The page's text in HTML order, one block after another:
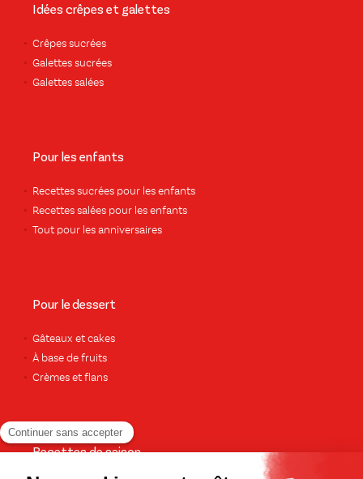
Idées crêpes et galettes
Crêpes sucrées
Galettes sucrées
Galettes salées
Pour les enfants
Recettes sucrées pour les enfants
Recettes salées pour les enfants
Tout pour les anniversaires
Pour le dessert
Gâteaux et cakes
À base de fruits
Crèmes et flans
Recettes de saison